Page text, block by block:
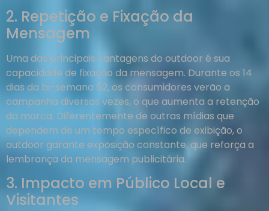
2. Repetição e Fixação da
Mensagem
Uma das principais vantagens do outdoor é sua
capacidade de fixação da mensagem. Durante os 14
dias da bi-semana 52, os consumidores verão a
campanha diversas vezes, o que aumenta a retenção
da marca. Diferentemente de outras mídias que
dependem de um tempo específico de exibição, o
outdoor garante exposição constante, que reforça a
lembrança da mensagem publicitária.
3. Impacto em Público Local e
Visitantes